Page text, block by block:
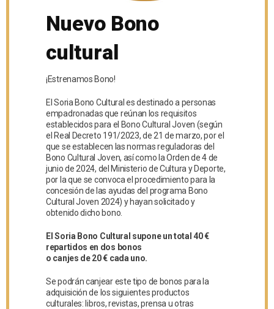
Nuevo Bono
cultural
¡Estrenamos Bono!
El Soria Bono Cultural es destinado a personas
empadronadas que reúnan los requisitos
establecidos para el Bono Cultural Joven (según
el Real Decreto 191/2023, de 21 de marzo, por el
que se establecen las normas reguladoras del
Bono Cultural Joven, así como la Orden de 4 de
junio de 2024, del Ministerio de Cultura y Deporte,
por la que se convoca el procedimiento para la
concesión de las ayudas del programa Bono
Cultural Joven 2024) y hayan solicitado y
obtenido dicho bono.
El Soria Bono Cultural supone un total 40 €
repartidos en dos bonos
o canjes de 20 € cada uno.
Se podrán canjear este tipo de bonos para la
adquisición de los siguientes productos
culturales: libros, revistas, prensa u otras